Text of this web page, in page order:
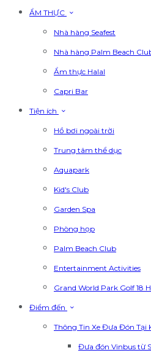
ẨM THỰC
Nhà hàng Seafest
Nhà hàng Palm Beach
Ẩm thực Halal
Capri Bar
Tiện ích
Hồ bơi ngoài trời
Trung tâm thể dục
Aquapark
Kid's Club
Garden Spa
Phòng họp
Palm Beach Club
Entertainment Activities
Grand World Park Golf 18
Điểm đến
Thông Tin Xe Đưa Đón Tại
Đưa đón Vinbus từ